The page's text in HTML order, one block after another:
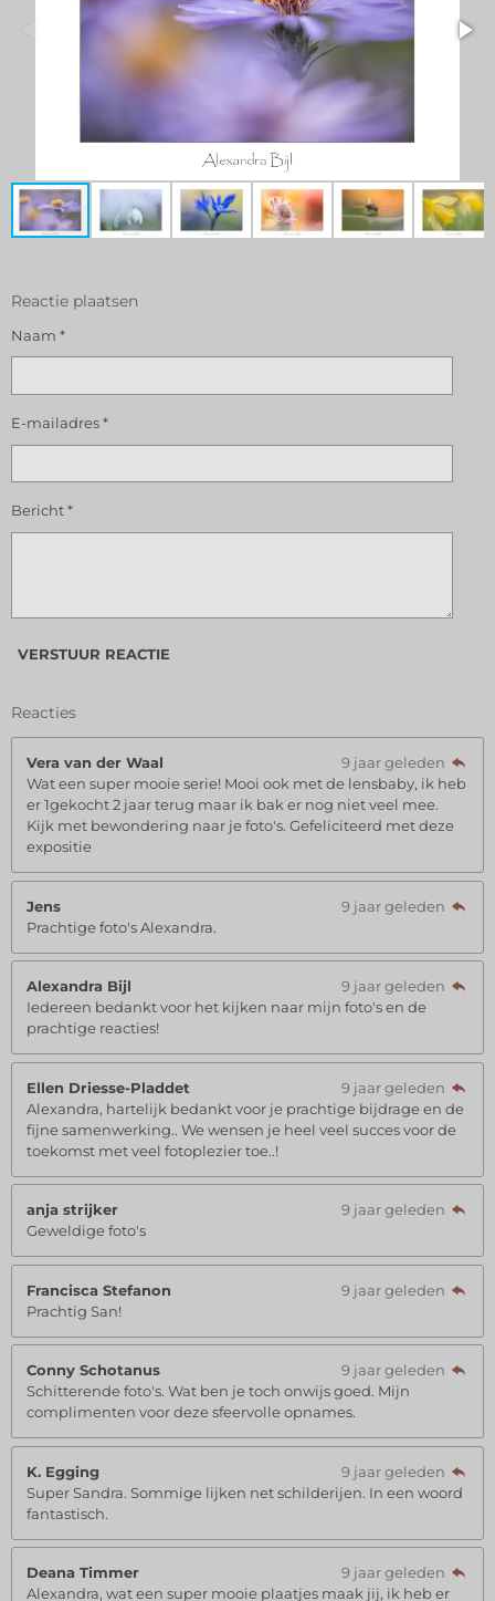
Reactie plaatsen
Naam *
E-mailadres *
Bericht *
VERSTUUR REACTIE
Reacties
Vera van der Waal
9 jaar geleden
Wat een super mooie serie! Mooi ook met de lensbaby, ik heb
er 1gekocht 2 jaar terug maar ik bak er nog niet veel mee.
Kijk met bewondering naar je foto's. Gefeliciteerd met deze
expositie
Jens
9 jaar geleden
Prachtige foto's Alexandra.
Alexandra Bijl
9 jaar geleden
Iedereen bedankt voor het kijken naar mijn foto's en de
prachtige reacties!
Ellen Driesse-Pladdet
9 jaar geleden
Alexandra, hartelijk bedankt voor je prachtige bijdrage en de
fijne samenwerking.. We wensen je heel veel succes voor de
toekomst met veel fotoplezier toe..!
anja strijker
9 jaar geleden
Geweldige foto's
Francisca Stefanon
9 jaar geleden
Prachtig San!
Conny Schotanus
9 jaar geleden
Schitterende foto's. Wat ben je toch onwijs goed. Mijn
complimenten voor deze sfeervolle opnames.
K. Egging
9 jaar geleden
Super Sandra. Sommige lijken net schilderijen. In een woord
fantastisch.
Deana Timmer
9 jaar geleden
Alexandra, wat een super mooie plaatjes maak jij, ik heb er